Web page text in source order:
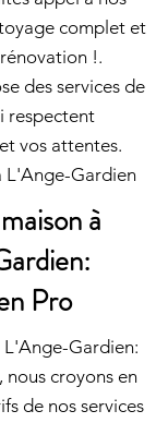
complet et
!.
des services de
respectent
vos attentes.
L'Ange-Gardien
à
Pro
Gardien:
croyons en
de nos services